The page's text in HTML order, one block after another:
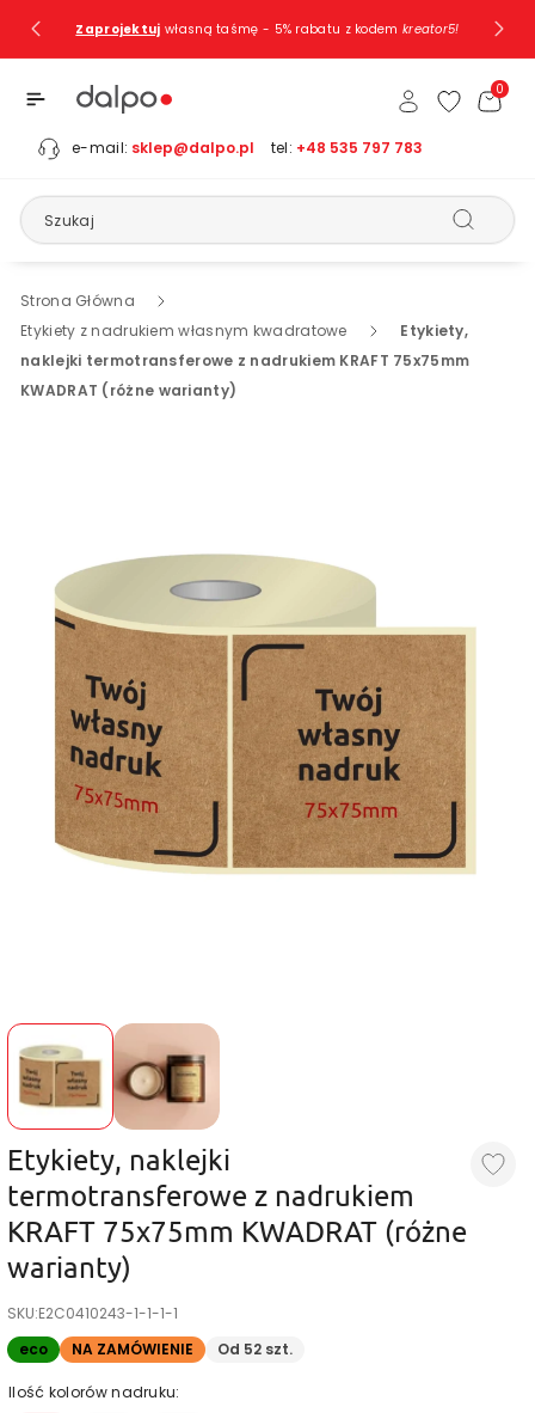
TreściZaprojektuj własną taśmę - 5% rabatu z kodem kreator5!
e-mail: sklep@dalpo.pl tel: +48 535 797 783
Szukaj
0
Strona Główna
Etykiety z nadrukiem własnym kwadratowe
Etykiety,
naklejki termotransferowe z nadrukiem KRAFT 75x75mm
KWADRAT (różne warianty)
Pomiń, Aby
Etykiety, naklejki
termotransferowe z nadrukiem
KRAFT 75x75mm KWADRAT (różne
warianty)
SKU:E2C0410243-1-1-1-1
eco
NA ZAMÓWIENIE Od 52 szt.
Ilość kolorów nadruku: